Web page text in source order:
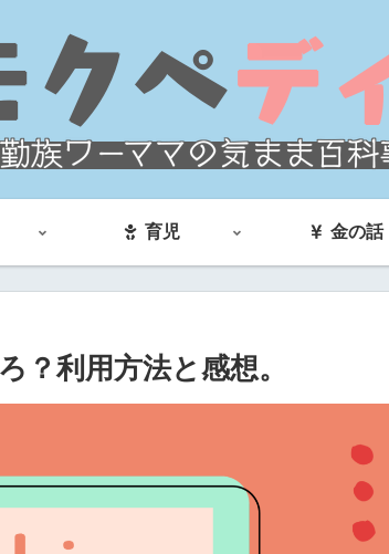
育児 金の話
？利用方法と感想。